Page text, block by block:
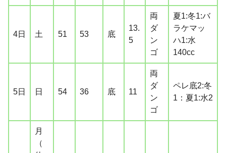
4日 土 51 53 底
13.
5
両
ダ
ン
ゴ
夏1:冬1:バ
ラケマッ
ハ1:水
140cc
5日 日 54 36 底 11
両
ダ
ン
ゴ
ペレ底2:冬
1：夏1:水2
月
（